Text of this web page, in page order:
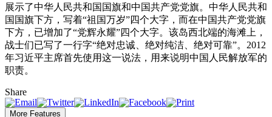
展示了中华人民共和国国旗和中国共产党党旗。中华人民共和
国国旗下方，写着“祖国万岁”四个大字，而在中国共产党党旗
下方，已增加了“党辉永耀”四个大字。该岛西北端的海滩上，
战士们已写了一行字“绝对忠诚、绝对纯洁、绝对可靠”。2012
年习近平主席首先使用这一说法，用来说明中国人民解放军的
职责。
Share
More Features